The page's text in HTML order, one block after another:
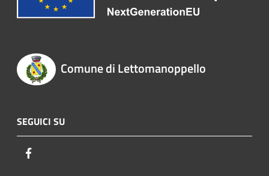
Comune di Lettomanoppello
SEGUICI SU